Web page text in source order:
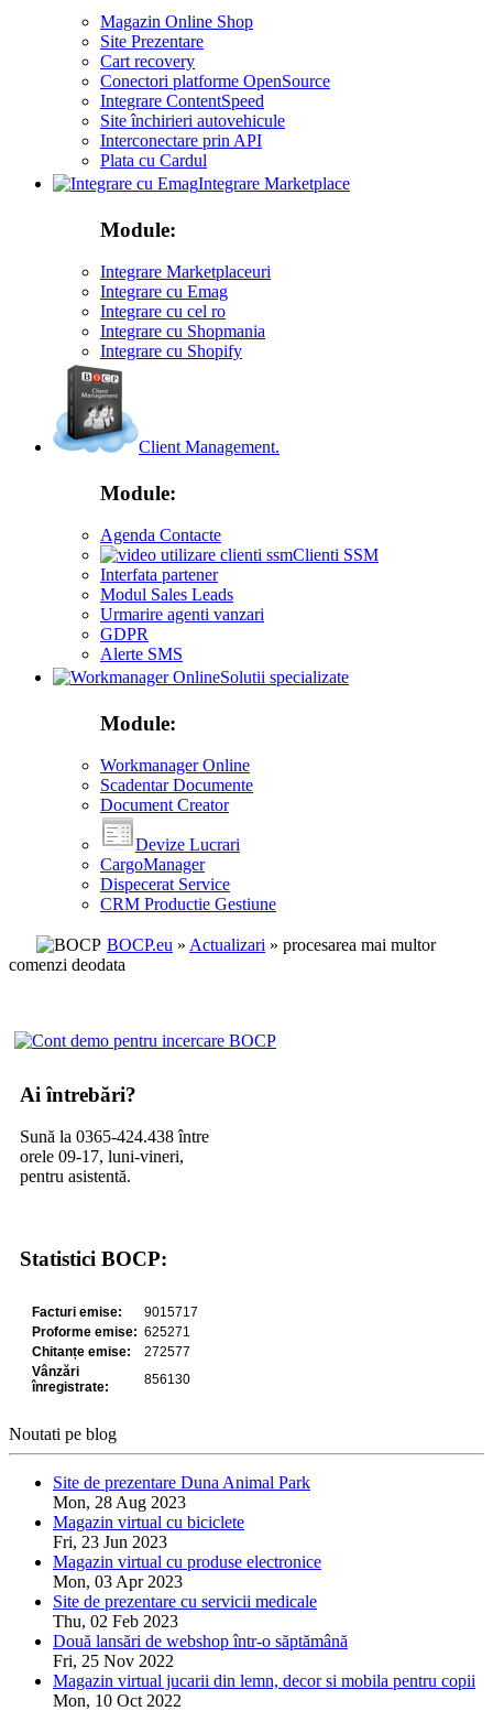
Magazin Online Shop
Site Prezentare
Cart recovery
Conectori platforme OpenSource
Integrare ContentSpeed
Site închirieri autovehicule
Interconectare prin API
Plata cu Cardul
Integrare Marketplace
Module:
Integrare Marketplaceuri
Integrare cu Emag
Integrare cu cel ro
Integrare cu Shopmania
Integrare cu Shopify
Client Management.
Module:
Agenda Contacte
Clienti SSM
Interfata partener
Modul Sales Leads
Urmarire agenti vanzari
GDPR
Alerte SMS
Solutii specializate
Module:
Workmanager Online
Scadentar Documente
Document Creator
Devize Lucrari
CargoManager
Dispecerat Service
CRM Productie Gestiune
BOCP.eu » Actualizari » procesarea mai multor
comenzi deodata
Ai întrebări?
Sună la 0365-424.438 între
orele 09-17, luni-vineri,
pentru asistentă.
Statistici BOCP:
Noutati pe blog
Site de prezentare Duna Animal Park
Mon, 28 Aug 2023
Magazin virtual cu biciclete
Fri, 23 Jun 2023
Magazin virtual cu produse electronice
Mon, 03 Apr 2023
Site de prezentare cu servicii medicale
Thu, 02 Feb 2023
Două lansări de webshop într-o săptămână
Fri, 25 Nov 2022
Magazin virtual jucarii din lemn, decor si mobila pentru copii
Mon, 10 Oct 2022